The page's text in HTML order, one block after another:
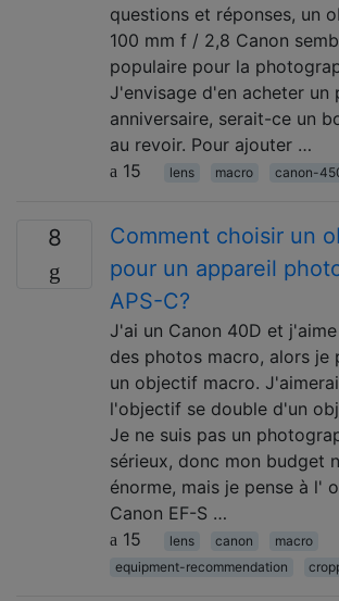
questions et réponses, un
100 mm f / 2,8 Canon
populaire pour la
J'envisage d'en acheter un
anniversaire, serait-ce un
au revoir. Pour ajouter …
15
lens macro canon-
8
Comment choisir un
pour un appareil
APS-C?
J'ai un Canon 40D et
des photos macro, alors je
un objectif macro.
l'objectif se double d'un
Je ne suis pas un
sérieux, donc mon budget
énorme, mais je pense à l'
Canon EF-S …
15
lens canon
macro
equipment-recommendation